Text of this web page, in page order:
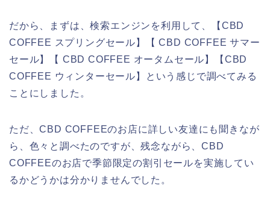
だから、まずは、検索エンジンを利用して、【CBD
COFFEE スプリングセール】【 CBD COFFEE サマー
セール】【 CBD COFFEE オータムセール】【CBD
COFFEE ウィンターセール】という感じで調べてみる
ことにしました。
ただ、CBD COFFEEのお店に詳しい友達にも聞きなが
ら、色々と調べたのですが、残念ながら、CBD
COFFEEのお店で季節限定の割引セールを実施してい
るかどうかは分かりませんでした。